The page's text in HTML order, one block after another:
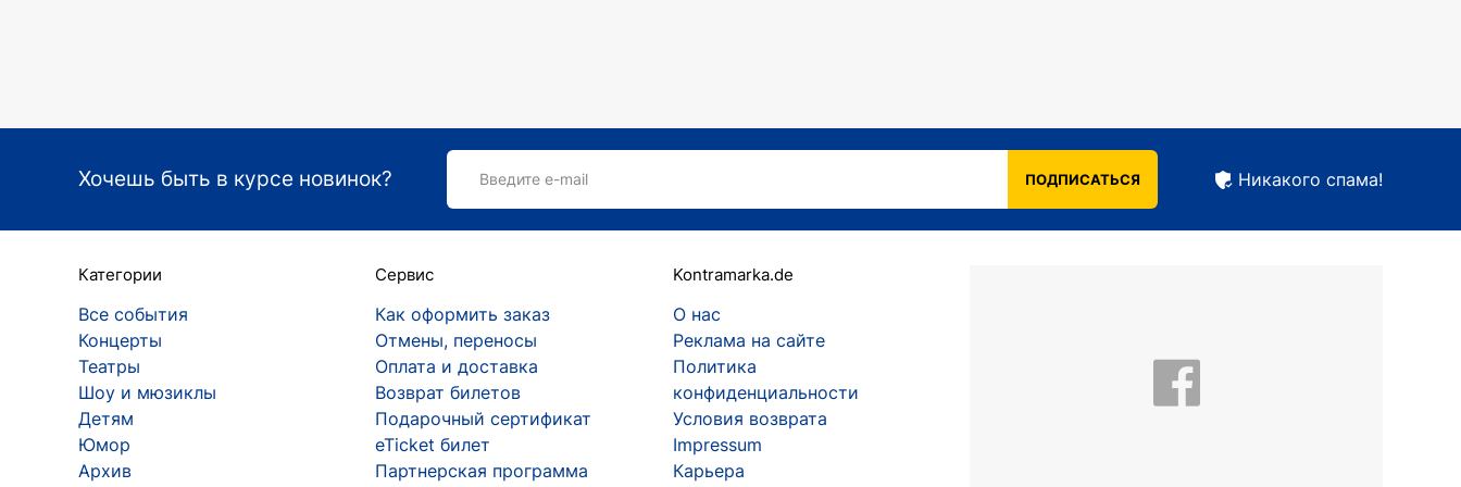
«Місця щасливих людей»;
«Мовчати» (в дуэте с Ириной Билык) и др.
Кузьма Скрябин — сердце группы
Андрей Кузьменко оставался неизменным лидером и солистом группы, автором песен. Он во многом определил творческий путь
коллектива.
Ранние годы Кузьмы
Андрей с детства увлекался музыкой. Его привлекало творчество The Beatles, Boney M, Procol Harum. В более старшем возрасте он
познакомился с панк-музыкой, начал слушать The Exploited, Depeche Mode, The Cure. Исполнители вдохновили Кузьменко на создание
Хочешь быть в курсе новинок? Введите e-mail ПОДПИСАТЬСЯ Никакого спама!
Категории
Все события
Концерты
Театры
Шоу и мюзиклы
Детям
Юмор
Архив
Сервис
Как оформить заказ
Отмены, переносы
Оплата и доставка
Возврат билетов
Подарочный сертификат
eTicket билет
Партнерская программа
Kontramarka.de
О нас
Реклама на сайте
Политика
конфиденциальности
Условия возврата
Impressum
Карьера